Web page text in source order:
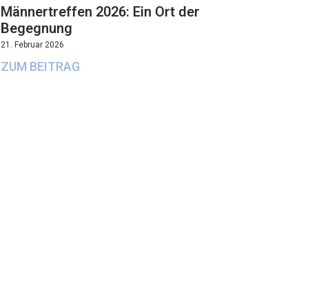
Männertreffen 2026: Ein Ort der
Begegnung
21. Februar 2026
ZUM BEITRAG